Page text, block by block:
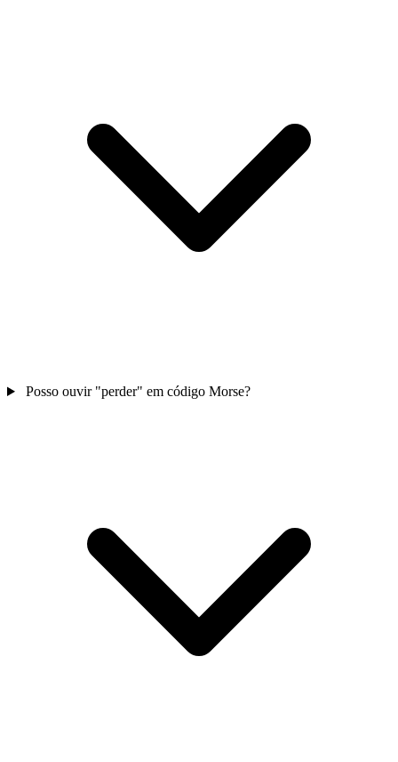
Posso ouvir "perder" em código Morse?